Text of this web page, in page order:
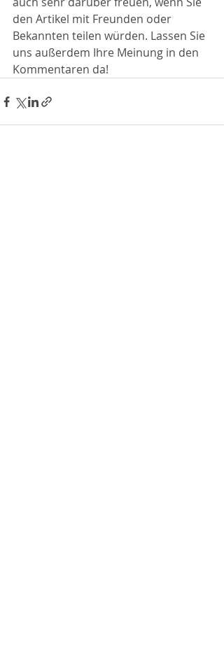
den Artikel mit Freunden oder
Bekannten teilen würden. Lassen Sie
uns außerdem Ihre Meinung in den
Kommentaren da!